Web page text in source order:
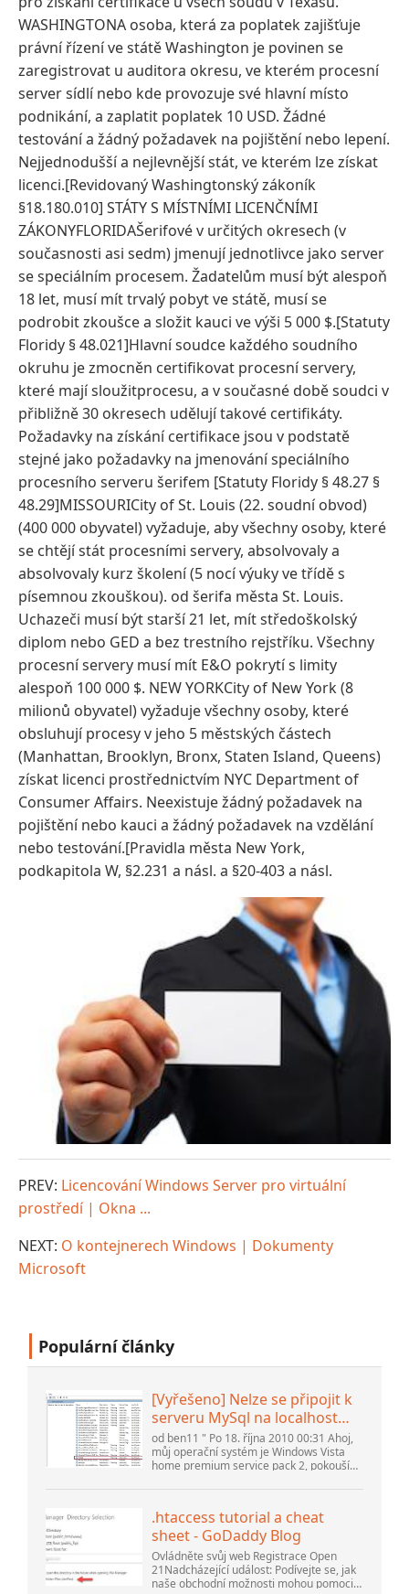
WASHINGTONA osoba, která za poplatek zajišťuje
právní řízení ve státě Washington je povinen se
zaregistrovat u auditora okresu, ve kterém procesní
server sídlí nebo kde provozuje své hlavní místo
podnikání, a zaplatit poplatek 10 USD. Žádné
testování a žádný požadavek na pojištění nebo lepení.
Nejjednodušší a nejlevnější stát, ve kterém lze získat
licenci.[Revidovaný Washingtonský zákoník
§18.180.010] STÁTY S MÍSTNÍMI LICENČNÍMI
ZÁKONYFLORIDAŠerifové v určitých okresech (v
současnosti asi sedm) jmenují jednotlivce jako server
se speciálním procesem. Žadatelům musí být alespoň
18 let, musí mít trvalý pobyt ve státě, musí se
podrobit zkoušce a složit kauci ve výši 5 000 $.[Statuty
Floridy § 48.021]Hlavní soudce každého soudního
okruhu je zmocněn certifikovat procesní servery,
které mají sloužitprocesu, a v současné době soudci v
přibližně 30 okresech udělují takové certifikáty.
Požadavky na získání certifikace jsou v podstatě
stejné jako požadavky na jmenování speciálního
procesního serveru šerifem [Statuty Floridy § 48.27 §
48.29]MISSOURICity of St. Louis (22. soudní obvod)
(400 000 obyvatel) vyžaduje, aby všechny osoby, které
se chtějí stát procesními servery, absolvovaly a
absolvovaly kurz školení (5 nocí výuky ve třídě s
písemnou zkouškou). od šerifa města St. Louis.
Uchazeči musí být starší 21 let, mít středoškolský
diplom nebo GED a bez trestního rejstříku. Všechny
procesní servery musí mít E&O pokrytí s limity
alespoň 100 000 $. NEW YORKCity of New York (8
milionů obyvatel) vyžaduje všechny osoby, které
obsluhují procesy v jeho 5 městských částech
(Manhattan, Brooklyn, Bronx, Staten Island, Queens)
získat licenci prostřednictvím NYC Department of
Consumer Affairs. Neexistuje žádný požadavek na
pojištění nebo kauci a žádný požadavek na vzdělání
nebo testování.[Pravidla města New York,
podkapitola W, §2.231 a násl. a §20-403 a násl.
PREV: Licencování Windows Server pro virtuální
prostředí | Okna ...
NEXT: O kontejnerech Windows | Dokumenty
Microsoft
Populární články
[Vyřešeno] Nelze se připojit k
serveru MySql na localhost
(10061) (Zobrazit téma) *
Fórum komunity Apache
OpenOffice
od ben11 " Po 18. října 2010 00:31 Ahoj,
můj operační systém je Windows Vista
home premium service pack 2, pokouším
verze 5.1. Spustil jsem databázi
.htaccess tutorial a cheat
sheet - GoDaddy Blog
Ovládněte svůj web Registrace Open
21Nadcházející událost: Podívejte se, jak
naše obchodní možnosti mohou pomoci